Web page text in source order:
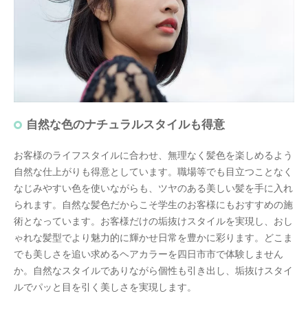
自然な色のナチュラルスタイルも得意
お客様のライフスタイルに合わせ、無理なく髪色を楽しめるよう
自然な仕上がりも得意としています。職場等でも目立つことなく
なじみやすい色を使いながらも、ツヤのある美しい髪を手に入れ
られます。自然な髪色だからこそ学生のお客様にもおすすめの施
術となっています。お客様だけの垢抜けスタイルを実現し、おし
ゃれな髪型でより魅力的に輝かせ日常を豊かに彩ります。どこま
でも美しさを追い求めるヘアカラーを四日市市で体験しません
か。自然なスタイルでありながら個性も引き出し、垢抜けスタイ
ルでパッと目を引く美しさを実現します。